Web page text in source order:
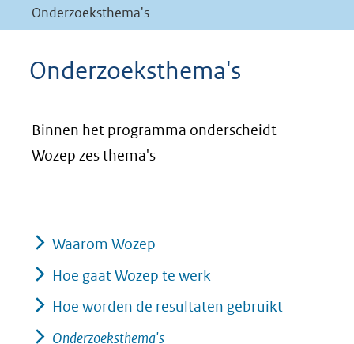
Onderzoeksthema's
Onderzoeksthema's
Binnen het programma onderscheidt
Wozep zes thema's
Waarom Wozep
Hoe gaat Wozep te werk
Hoe worden de resultaten gebruikt
Onderzoeksthema's